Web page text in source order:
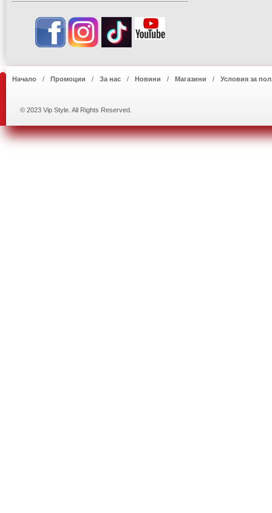
Начало Промоции За нас Новини Магазини Условия за
© 2023 Vip Style. All Rights Reserved.